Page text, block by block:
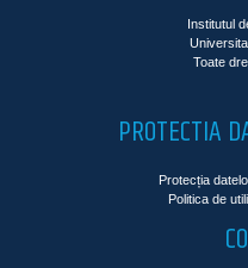
Institutul
Toate
PROTECTIA
Protecția
Politica de